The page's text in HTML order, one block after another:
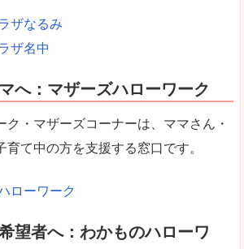
ザなるみ
ザ名中
へ：マザーズハローワーク
ク・マザーズコーナーは、ママさん・
育て中の方を支援する窓口です。
ローワーク
望者へ：わかものハローワ